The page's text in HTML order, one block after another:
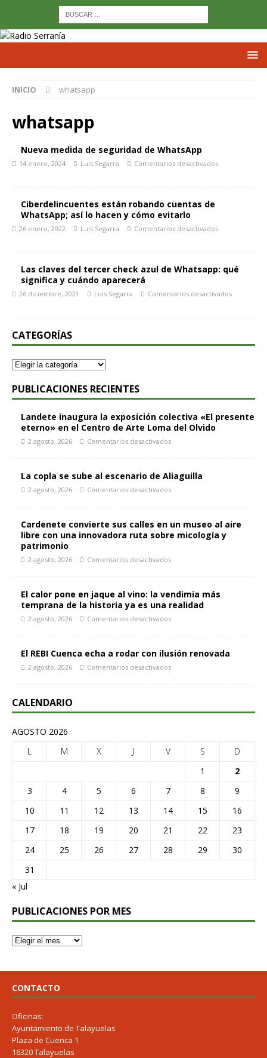
INICIO whatsapp
whatsapp
Nueva medida de seguridad de WhatsApp
14 enero, 2024 Luis Segarra Comentarios desactivados
Ciberdelincuentes están robando cuentas de
WhatsApp; así lo hacen y cómo evitarlo
26 enero, 2022 Luis Segarra Comentarios desactivados
Las claves del tercer check azul de Whatsapp: qué
significa y cuándo aparecerá
26 diciembre, 2021 Luis Segarra Comentarios desactivados
CATEGORÍAS
PUBLICACIONES RECIENTES
Landete inaugura la exposición colectiva «El presente
eterno» en el Centro de Arte Loma del Olvido
2 agosto, 2026 Comentarios desactivados
La copla se sube al escenario de Aliaguilla
2 agosto, 2026 Comentarios desactivados
Cardenete convierte sus calles en un museo al aire
libre con una innovadora ruta sobre micología y
patrimonio
2 agosto, 2026 Comentarios desactivados
El calor pone en jaque al vino: la vendimia más
temprana de la historia ya es una realidad
2 agosto, 2026 Comentarios desactivados
El REBI Cuenca echa a rodar con ilusión renovada
2 agosto, 2026 Comentarios desactivados
CALENDARIO
AGOSTO 2026
L
M X J V S
D
1
2
3
4 5 6 7 8
9
10
11 12 13 14 15
16
17
18 19 20 21 22
23
24
25 26 27 28 29
30
31
« Jul
PUBLICACIONES POR MES
CONTACTO
Oficinas:
Ayuntamiento de Talayuelas
Plaza de Cuenca 1
16320 Talayuelas